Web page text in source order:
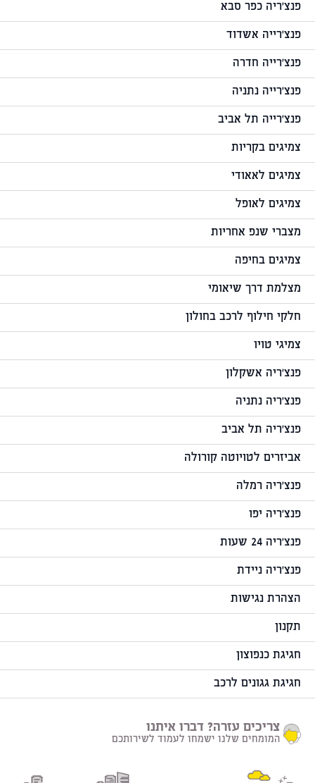
פנצ'ריה כפר סבא
פנצ'רייה אשדוד
פנצ'רייה חדרה
פנצ'רייה נתניה
פנצ'רייה תל אביב
צמיגים בקריות
צמיגים לאאודי
צמיגים לאופל
מצברי שנפ אחריות
צמיגים בחיפה
מצלמת דרך שיאומי
חלקי חילוף לרכב בחולון
צמיגי טויו
פנצ'ריה אשקלון
פנצ'ריה נתניה
פנצ'ריה תל אביב
אביזרים לטויוטה קורולה
פנצ'ריה רמלה
פנצ'ריה יפו
פנצ'ריה 24 שעות
פנצ'ריה ניידת
הצהרת נגישות
תקנון
חגיגת כנפוצון
חגיגת גגונים לרכב
צריכים עזרה? דברו איתנו
המומחים שלנו ישמחו לעמוד לשירותכם